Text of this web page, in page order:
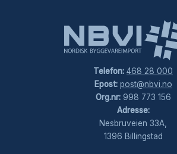
Telefon: 468 28 000
Epost: post@nbvi.no
Org.nr:998 773 156
Adresse:
Nesbruveien 33A,
1396 Billingstad